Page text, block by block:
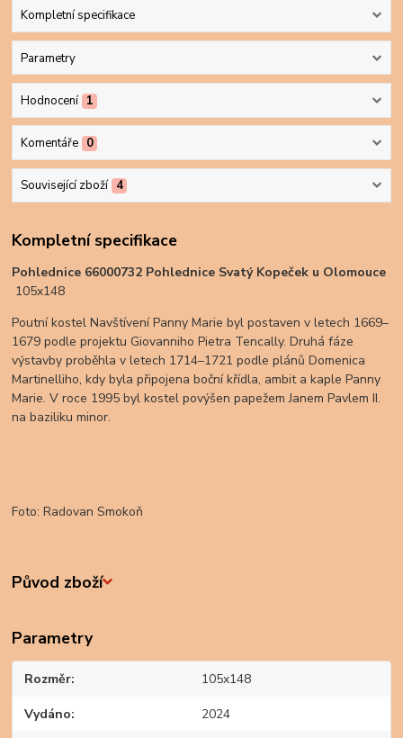
Kompletní specifikace
Parametry
Hodnocení 1
Komentáře 0
Související zboží 4
Kompletní specifikace
Pohlednice 66000732 Pohlednice Svatý Kopeček u Olomouce
105x148
Poutní kostel Navštívení Panny Marie byl postaven v letech 1669–
1679 podle projektu Giovanniho Pietra Tencally. Druhá fáze
výstavby proběhla v letech 1714–1721 podle plánů Domenica
Martinelliho, kdy byla připojena boční křídla, ambit a kaple Panny
Marie. V roce 1995 byl kostel povýšen papežem Janem Pavlem II.
na baziliku minor.
Foto: Radovan Smokoň
Původ zboží
Parametry
Rozměr 105x148
Vydáno 2024